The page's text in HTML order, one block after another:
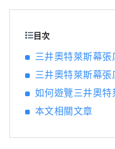
目次
三井奧特萊斯幕
三井奧特萊斯幕
如何遊覽三井奧
本文相關文章